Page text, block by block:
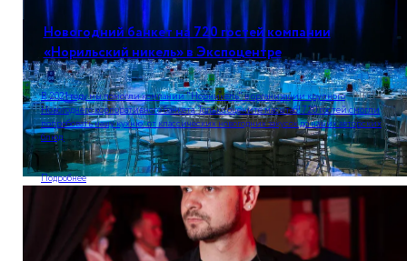
Новогодний банкет на 720 гостей компании
«Норильский никель» в Экспоцентре
В 2021 году мы помогли компании "Норникель" в организации крупного
Новогоднего корпоративного банкета. Только оцените масштаб! 720 гостей смогли
попробовать нашу кухню: от классических новогодних закусок до наших авторских
блюд.
Подробнее